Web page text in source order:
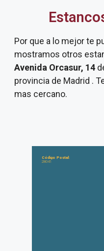
Por que a lo mejor te
mostramos otros
Avenida Orcasur, 14
provincia de Madrid .
mas cercano.
Código Postal:
28041